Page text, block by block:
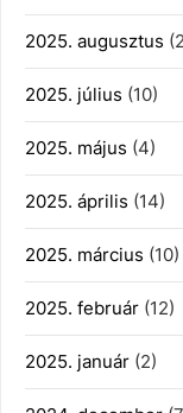
2025. augusztus
2025. július (10)
2025. május (4)
2025. április (14)
2025. március (10)
2025. február (12)
2025. január (2)